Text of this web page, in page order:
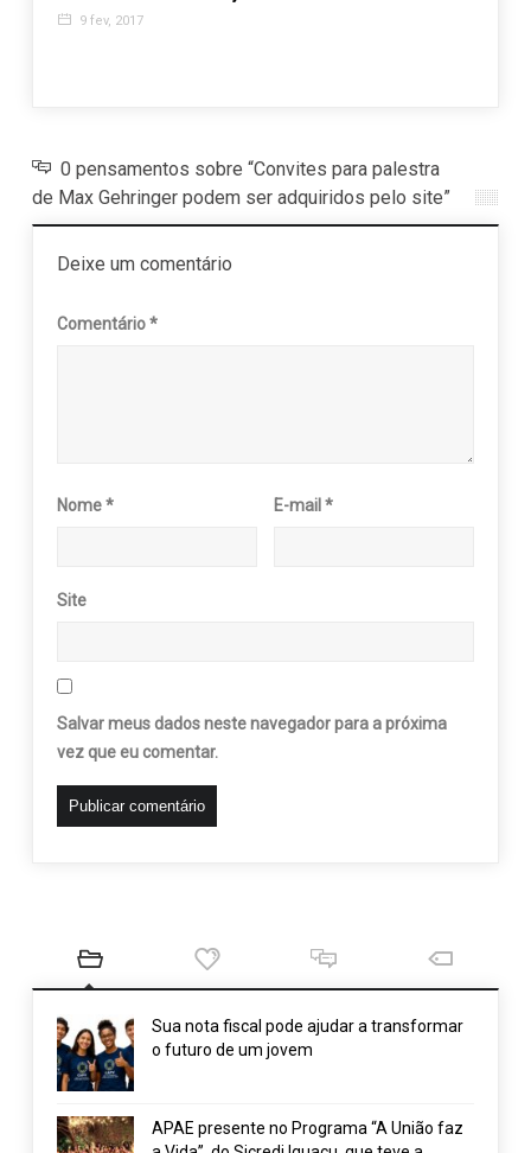
9 fev, 2017
0 pensamentos sobre “Convites para palestra
de Max Gehringer podem ser adquiridos pelo site”
Deixe um comentário
Comentário*
Nome* E-mail*
Site
Salvar meus dados neste navegador para a próxima
vez que eu comentar.
Sua nota fiscal pode ajudar a transformar
o futuro de um jovem
APAE presente no Programa “A União faz